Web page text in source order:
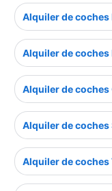
Alquiler de coches
Alquiler de coches
Alquiler de coches
Alquiler de
Alquiler de coches